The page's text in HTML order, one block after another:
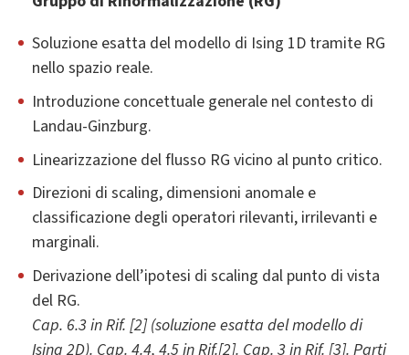
Soluzione esatta del modello di Ising 1D tramite RG
nello spazio reale.
Introduzione concettuale generale nel contesto di
Landau-Ginzburg.
Linearizzazione del flusso RG vicino al punto critico.
Direzioni di scaling, dimensioni anomale e
classificazione degli operatori rilevanti, irrilevanti e
marginali.
Derivazione dell’ipotesi di scaling dal punto di vista
del RG.
Cap. 6.3 in Rif. [2] (soluzione esatta del modello di
Ising 2D). Cap. 4.4, 4.5 in Rif.[2]. Cap. 3 inRif. [3]. Parti